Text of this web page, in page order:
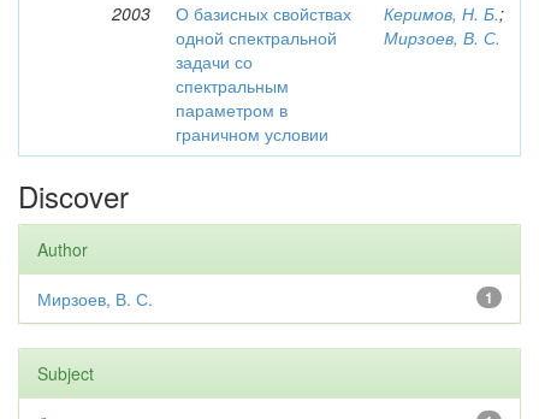
2003
О базисных свойствах
одной спектральной
задачи со
спектральным
параметром в
граничном условии
Керимов, Н. Б.;
Мирзоев, В. С.
Discover
Author
1
Мирзоев, В. С.
Subject